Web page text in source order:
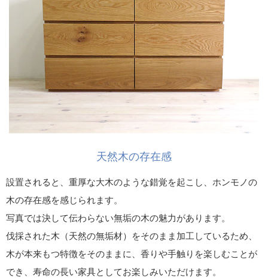
天然木の存在感
設置されると、重厚な大木のような錯覚を起こし、ホンモノの
木の存在感を感じられます。
写真では決して伝わらない無垢の木の魅力があります。
伐採された木（天然の無垢材）をそのまま加工しているため、
木が本来もつ特徴をそのままに、香りや手触りを楽しむことが
でき、寿命の長い家具としてお楽しみいただけます。